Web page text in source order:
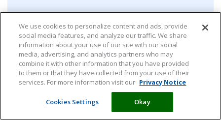
Snoepen en snacken op school
We use cookies to personalize content and ads, provide
social media features, and analyze our traffic. We share
information about your use of our site with our social
media, advertising, and analytics partners who may
combine it with other information that you have provided
to them or that they have collected from your use of their
services. For more information visit our Privacy Notice
Cookies Settings Okay